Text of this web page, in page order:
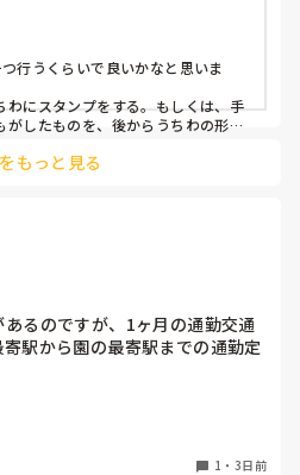
行うくらいで良いかなと思いま
わにスタンプをする。もしくは、手
したものを、後からうちわの形に
びをたくさん行っています。
室内に興味津々です！
もっと見る
るのですが、1ヶ月の通勤交通
駅から園の最寄駅までの通勤定
します
額なので、この時点で応募を迷
らどうしますか？
1 ・ 3日前